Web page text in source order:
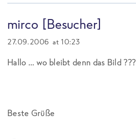
mirco [Besucher]
27.09.2006 at 10:23
Hallo ... wo bleibt denn das Bild ???
Beste Grüße